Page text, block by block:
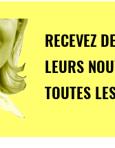
RECEVEZ
LEURS
TOUTES